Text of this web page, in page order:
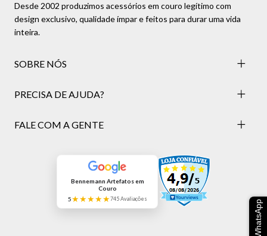
WhatsApp
Desde 2002 produzimos acessórios em couro legítimo com
design exclusivo, qualidade ímpar e feitos para durar uma vida
inteira.
SOBRE NÓS
PRECISA DE AJUDA?
FALE COM A GENTE
Bennemann Artefatos em
Couro
5★★★★★745 Avaliações